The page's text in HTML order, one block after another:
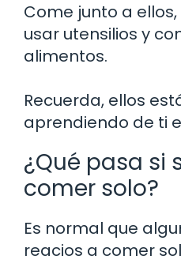
Come junto a
usar utensilios y
alimentos.
Recuerda, ellos
aprendiendo de ti
¿Qué pasa si
comer solo?
Es normal que
reacios a comer